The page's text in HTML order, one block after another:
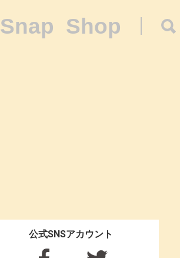
Snap Shop
公式SNSアカウント